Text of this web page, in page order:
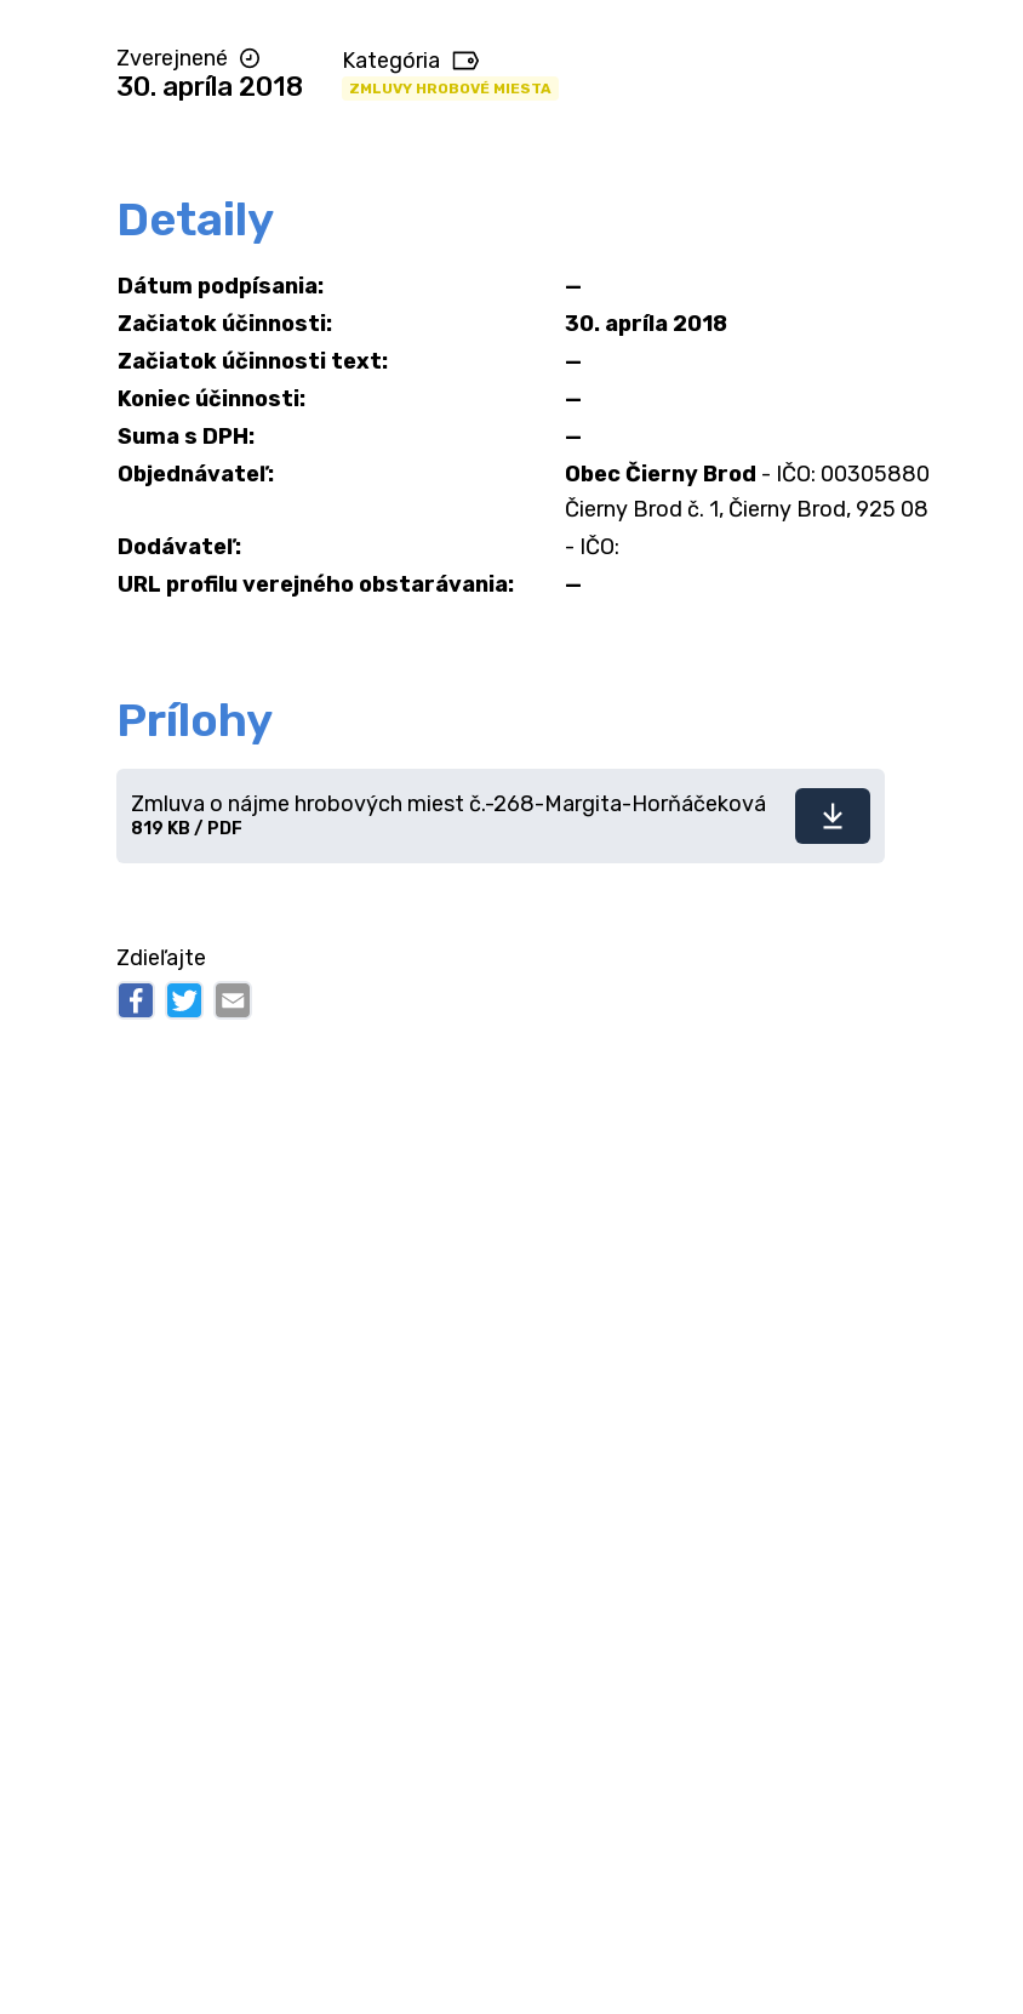
Zverejnené
30. apríla 2018
Kategória
ZMLUVY HROBOVÉ MIESTA
Detaily
Dátum podpísania:
—
Začiatok účinnosti:
30. apríla 2018
Začiatok účinnosti text:
—
Koniec účinnosti:
—
Suma s DPH:
—
Objednávateľ:
Obec Čierny Brod - IČO: 00305880
Čierny Brod č. 1, Čierny Brod, 925 08
Dodávateľ:
- IČO:
URL profilu verejného obstarávania:
—
Prílohy
Stiahnuť
Zmluva o nájme hrobových miest č.-268-Margita-Horňáčeková
819 KB / PDF
Zdieľajte